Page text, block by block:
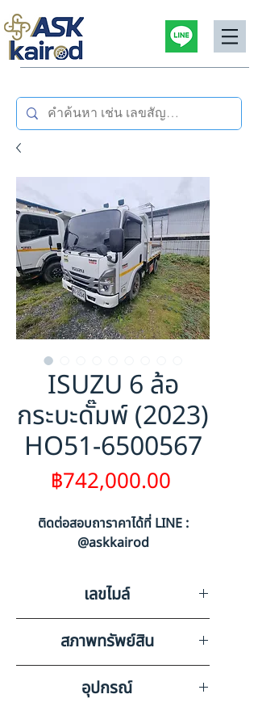
ISUZU 6 ล้อ
กระบะดั๊มพ์ (2023)
HO51-6500567
฿742,000.00
ติดต่อสอบถาราคาได้ที่ LINE :
@askkairod
เลขไมล์
40346
สภาพทรัพย์สิน
มีรอยขีดข่วนรอบคัน
อุปกรณ์